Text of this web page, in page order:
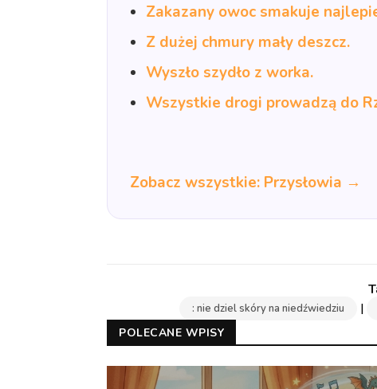
Zakazany owoc smakuje
Z dużej chmury mały deszcz.
Wyszło szydło z worka.
Wszystkie drogi prowadzą do
Zobacz wszystkie: Przysłowia →
: nie dziel skóry na niedźwiedziu |
POLECANE WPISY